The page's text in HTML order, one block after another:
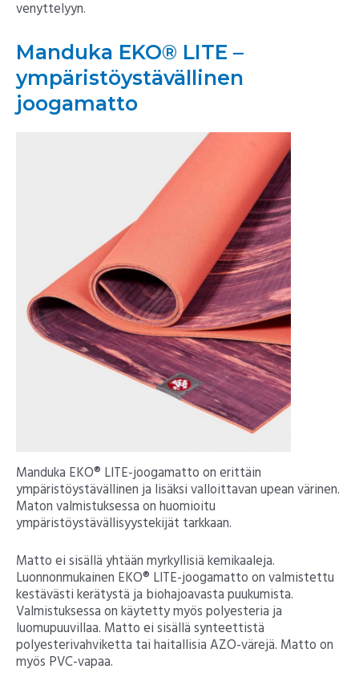
venyttelyyn.
Manduka EKO® LITE –
ympäristöystävällinen
joogamatto
Manduka EKO® LITE-joogamatto on erittäin
ympäristöystävällinen ja lisäksi valloittavan upean värinen.
Maton valmistuksessa on huomioitu
ympäristöystävällisyystekijät tarkkaan.
Matto ei sisällä yhtään myrkyllisiä kemikaaleja.
Luonnonmukainen EKO® LITE-joogamatto on valmistettu
kestävästi kerätystä ja biohajoavasta puukumista.
Valmistuksessa on käytetty myös polyesteria ja
luomupuuvillaa. Matto ei sisällä synteettistä
polyesterivahviketta tai haitallisia AZO-värejä. Matto on
myös PVC-vapaa.